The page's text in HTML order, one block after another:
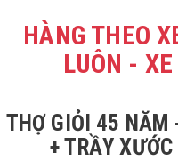
HÀNG THEO
LUÔN -
THỢ GIỎI 45 NĂM
+ TRẦY